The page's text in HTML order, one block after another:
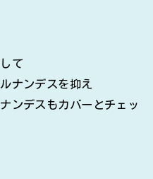
て
ナンデスを抑え
ンデスもカバーとチェッ